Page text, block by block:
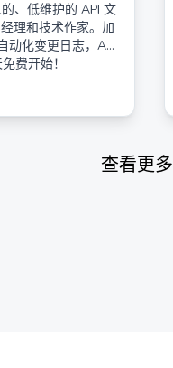
、低维护的 API 文
理和技术作家。加
动化变更日志，API
费开始！
查看更多